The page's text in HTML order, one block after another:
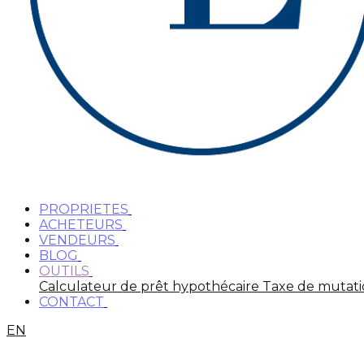
PROPRIETES
ACHETEURS
VENDEURS
BLOG
OUTILS
Calculateur de prêt hypothécaire Taxe de
CONTACT
EN